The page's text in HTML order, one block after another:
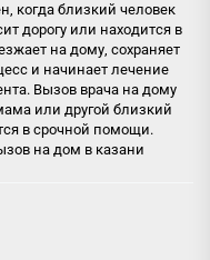
когда близкий человек
дорогу или находится в
на дому, сохраняет
и начинает лечение
Вызов врача на дому
или другой близкий
в срочной помощи.
на дом в казани